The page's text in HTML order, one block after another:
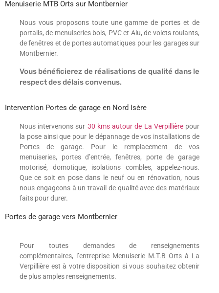
Menuiserie MTB Orts sur Montbernier
Nous vous proposons toute une gamme de portes et de
portails, de menuiseries bois, PVC et Alu, de volets roulants,
de fenêtres et de portes automatiques pour les garages sur
Montbernier.
Vous bénéficierez de réalisations de qualité dans le
respect des délais convenus.
Intervention Portes de garage en Nord Isère
Nous intervenons sur 30 kms autour de La Verpillièrepour
la pose ainsi que pour le dépannage de vos installations de
Portes de garage. Pour le remplacement de vos
menuiseries, portes d’entrée, fenêtres, porte de garage
motorisé, domotique, isolations combles, appelez-nous.
Que ce soit en pose dans le neuf ou en rénovation, nous
nous engageons à un travail de qualité avec des matériaux
faits pour durer.
Portes de garage vers Montbernier
Pour toutes demandes de renseignements
complémentaires, l’entreprise Menuiserie M.T.B Orts à La
Verpillière est à votre disposition si vous souhaitez obtenir
de plus amples renseignements.